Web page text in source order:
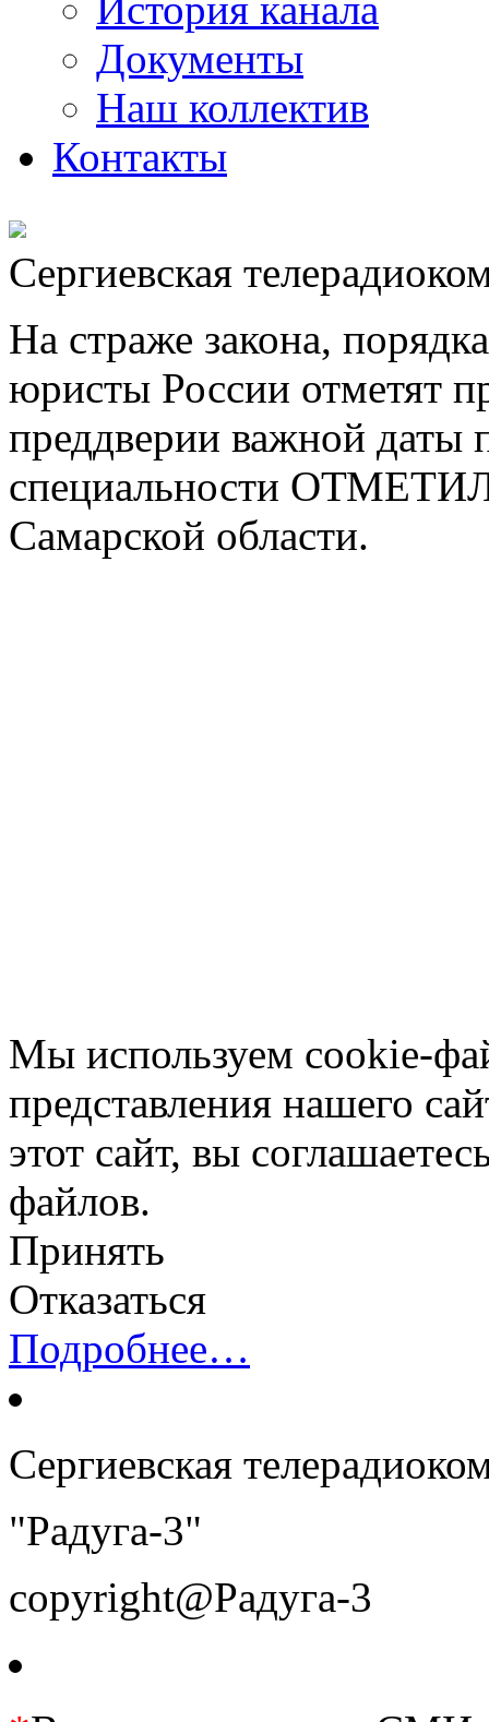
Документы
Наш коллектив
Контакты
Сергиевская
На страже закона,
юристы России отметят
преддверии важной даты
специальности ОТМЕТИЛ
Самарской области.
Мы используем cookie-
представления нашего
этот сайт, вы
файлов.
Принять
Отказаться
Подробнее…
Сергиевская
"Радуга-3"
copyright@Радуга-3